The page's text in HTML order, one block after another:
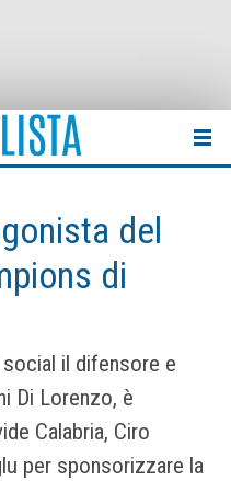
del
di
il difensore e
Di Lorenzo, è
Calabria, Ciro
per sponsorizzare la